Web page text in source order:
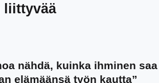
liittyvää
nähdä, kuinka ihminen saa
elämäänsä työn kautta”